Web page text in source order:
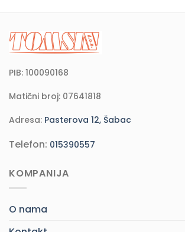
PIB: 100090168
Matični broj: 07641818
Adresa: Pasterova 12, Šabac
Telefon: 015390557
KOMPANIJA
O nama